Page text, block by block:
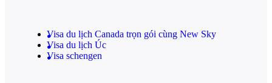
Visa du lịch Canada trọn gói cùng New Sky
Visa du lịch Úc
Visa schengen